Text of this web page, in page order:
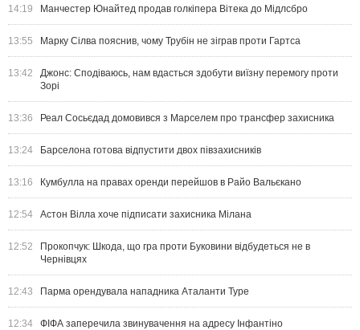
14:19 Манчестер Юнайтед продав голкіпера Вітека до Мідлсбро
13:55 Марку Сілва пояснив, чому Трубін не зіграв проти Гартса
13:42
Джонс: Сподіваюсь, нам вдасться здобути виїзну перемогу проти
Зорі
13:36 Реал Сосьєдад домовився з Марселем про трансфер захисника
13:24 Барселона готова відпустити двох півзахисників
13:16 Кумбулла на правах оренди перейшов в Райо Вальєкано
12:54 Астон Вілла хоче підписати захисника Мілана
12:52
Прокопчук: Шкода, що гра проти Буковини відбудеться не в
Чернівцях
12:43 Парма орендувала нападника Аталанти Туре
12:34 ФІФА заперечила звинувачення на адресу Інфантіно